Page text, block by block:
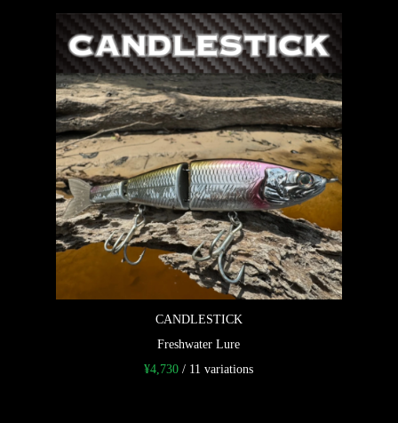
CANDLESTICK
Freshwater Lure
¥4,730 / 11 variations